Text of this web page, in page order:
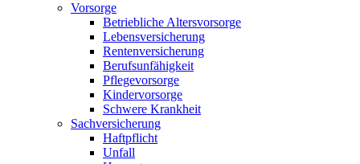
Vorsorge
Betriebliche Altersvorsorge
Lebensversicherung
Rentenversicherung
Berufsunfähigkeit
Pflegevorsorge
Kindervorsorge
Schwere Krankheit
Sachversicherung
Haftpflicht
Unfall